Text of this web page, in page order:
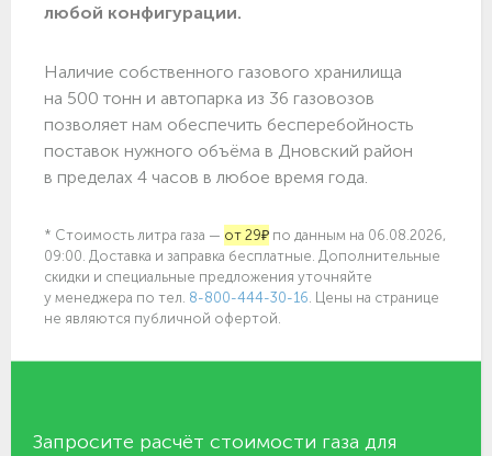
любой конфигурации.
Наличие собственного газового хранилища
на 500 тонн и автопарка из 36 газовозов
позволяет нам обеспечить бесперебойность
поставок нужного объёма в Дновский район
в пределах 4 часов в любое время года.
* Стоимость литра газа — от 29₽ по данным на 06.08.2026,
09:00. Доставка и заправка бесплатные. Дополнительные
скидки и специальные предложения уточняйте
у менеджера по тел. 8-800-444-30-16 . Цены на странице
не являются публичной офертой.
Запросите расчёт стоимости газа для